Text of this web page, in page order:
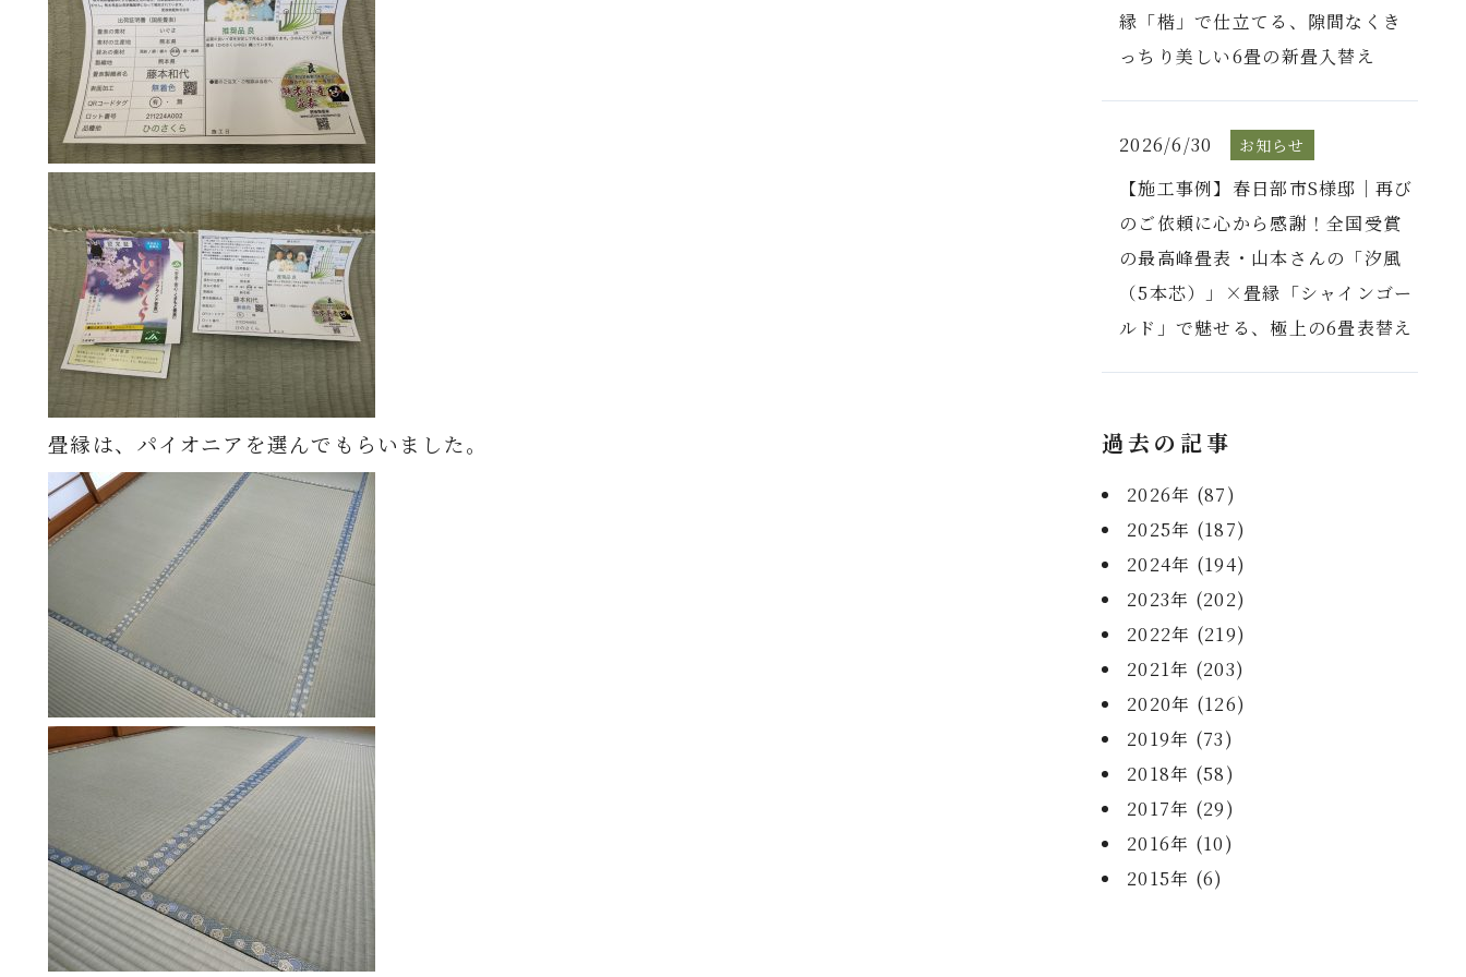
畳縁は、パイオニアを選んでもらいました。
縁「楷」で仕立てる、隙間なくき
っちり美しい6畳の新畳入替え
2026/6/30 お知らせ
【施工事例】春日部市S様邸｜再び
のご依頼に心から感謝！全国受賞
の最高峰畳表・山本さんの「汐風
（5本芯）」×畳縁「シャインゴー
ルド」で魅せる、極上の6畳表替え
過去の記事
2026年 (87)
2025年 (187)
2024年 (194)
2023年 (202)
2022年 (219)
2021年 (203)
2020年 (126)
2019年 (73)
2018年 (58)
2017年 (29)
2016年 (10)
2015年 (6)